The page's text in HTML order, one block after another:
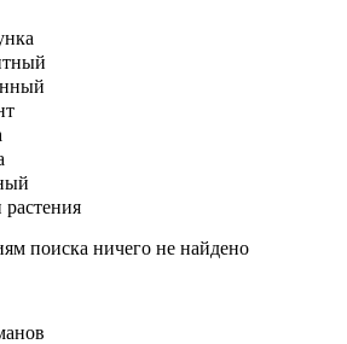
поиска ничего не найдено